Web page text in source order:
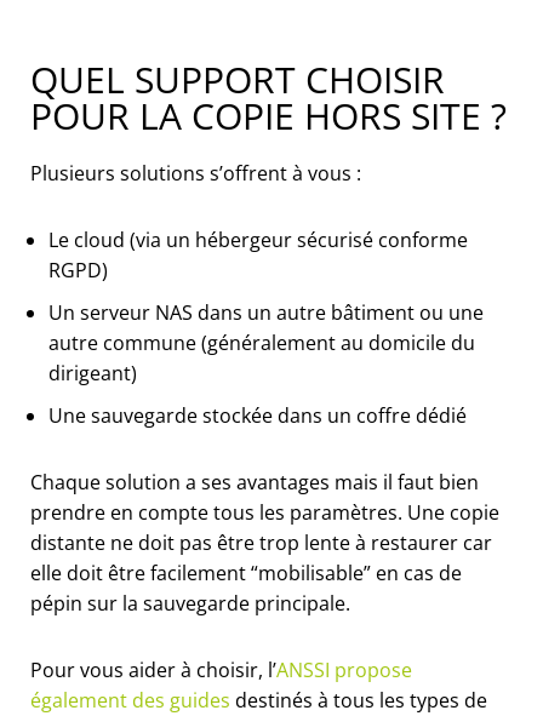
QUEL SUPPORT CHOISIR
POUR LA COPIE HORS SITE ?
Plusieurs solutions s’offrent à vous :
Le cloud (via un hébergeur sécurisé conforme
RGPD)
Un serveur NAS dans un autre bâtiment ou une
autre commune (généralement au domicile du
dirigeant)
Une sauvegarde stockée dans un coffre dédié
Chaque solution a ses avantages mais il faut bien
prendre en compte tous les paramètres. Une copie
distante ne doit pas être trop lente à restaurer car
elle doit être facilement “mobilisable” en cas de
pépin sur la sauvegarde principale.
Pour vous aider à choisir, l’ANSSI propose
également des guides destinés à tous les types de